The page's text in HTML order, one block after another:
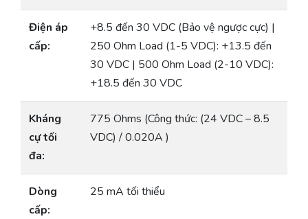
Điện áp
cấp:
+8.5 đến 30 VDC (Bảo vệ ngược cực) |
250 Ohm Load (1-5 VDC): +13.5 đến
30 VDC | 500 Ohm Load (2-10 VDC):
+18.5 đến 30 VDC
Kháng
cự tối
đa:
775 Ohms (Công thức: (24 VDC – 8.5
VDC) / 0.020A )
Dòng
cấp:
25 mA tối thiểu